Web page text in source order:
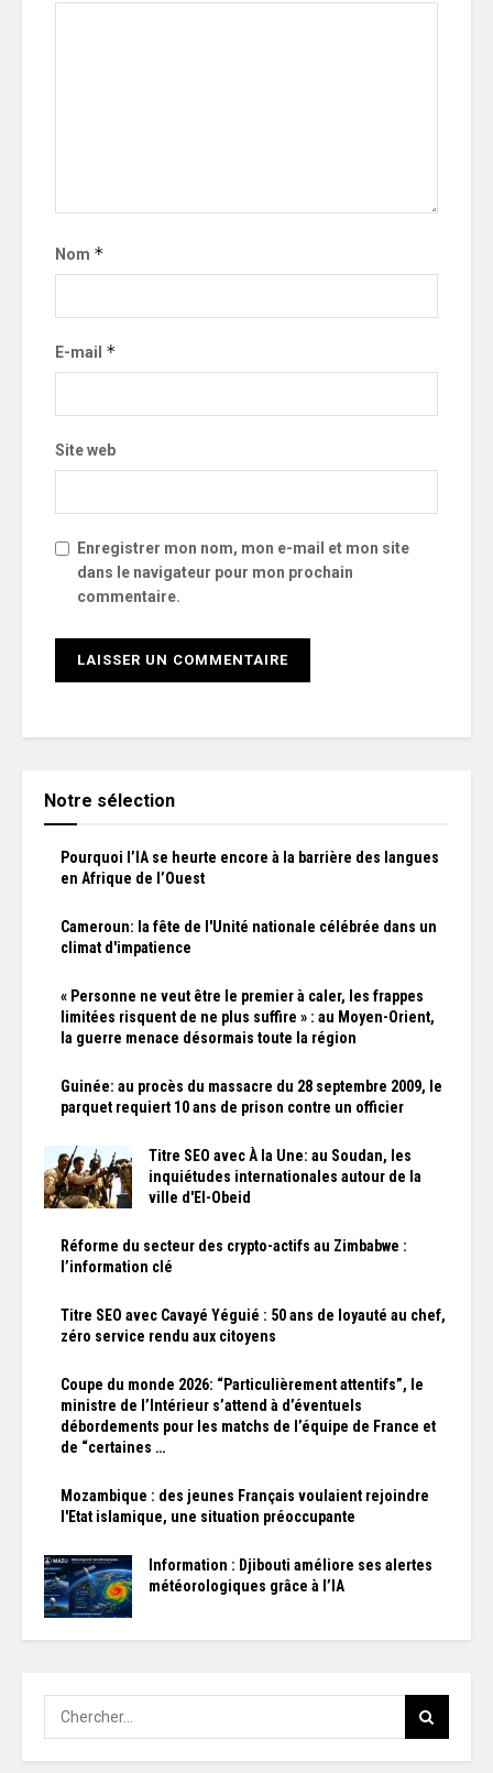
Nom *
E-mail *
Site web
Enregistrer mon nom, mon e-mail et mon site
dans le navigateur pour mon prochain
commentaire.
Notre sélection
Pourquoi l’IA se heurte encore à la barrière des langues
en Afrique de l’Ouest
Cameroun: la fête de l'Unité nationale célébrée dans un
climat d'impatience
« Personne ne veut être le premier à caler, les frappes
limitées risquent de ne plus suffire » : au Moyen-Orient,
la guerre menace désormais toute la région
Guinée: au procès du massacre du 28 septembre 2009, le
parquet requiert 10 ans de prison contre un officier
Titre SEO avec À la Une: au Soudan, les
inquiétudes internationales autour de la
ville d'El-Obeid
Réforme du secteur des crypto-actifs au Zimbabwe :
l’information clé
Titre SEO avec Cavayé Yéguié : 50 ans de loyauté au chef,
zéro service rendu aux citoyens
Coupe du monde 2026: “Particulièrement attentifs”, le
ministre de l’Intérieur s’attend à d’éventuels
débordements pour les matchs de l’équipe de France et
de “certaines …
Mozambique : des jeunes Français voulaient rejoindre
l'Etat islamique, une situation préoccupante
Information : Djibouti améliore ses alertes
météorologiques grâce à l’IA